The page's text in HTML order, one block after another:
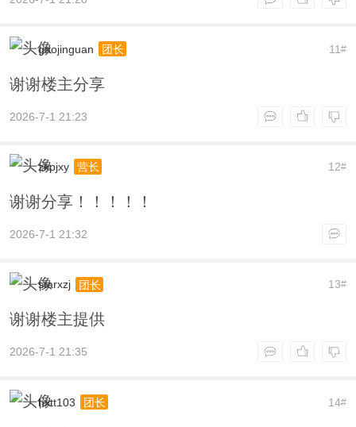
11#
gaojinguan 团长
谢谢楼主分享
2026-7-1 21:23
12#
zkpjxy 营长
谢谢分享！！！！！
2026-7-1 21:32
13#
starxzj 团长
谢谢楼主提供
2026-7-1 21:35
14#
hxtt103 团长